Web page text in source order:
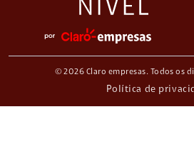
© 2026 Claro empresas. Todos os
Política de